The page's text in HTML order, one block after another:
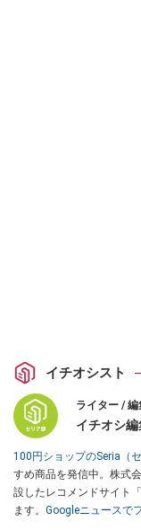
イチオシスト
ライター / 編
イチオシ
100円ショップのSeria（セ
すめ商品を発信中。株式
設したレコメンドサイト
ます。 Googleニュースで